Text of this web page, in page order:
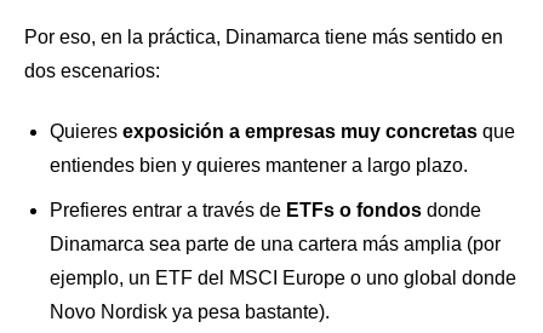
Por eso, en la práctica, Dinamarca tiene más sentido en
dos escenarios:
Quieres exposición a empresas muy concretasque
entiendes bien y quieres mantener a largo plazo.
Prefieres entrar a través de ETFs o fondosdonde
Dinamarca sea parte de una cartera más amplia (por
ejemplo, un ETF del MSCI Europe o uno global donde
Novo Nordisk ya pesa bastante).